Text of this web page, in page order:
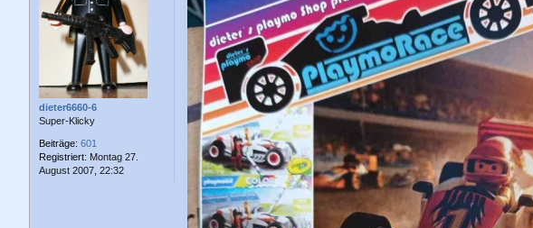
dieter6660-6
Super-Klicky
Beiträge: 601
Registriert: Montag 27.
August 2007, 22:32
r
a